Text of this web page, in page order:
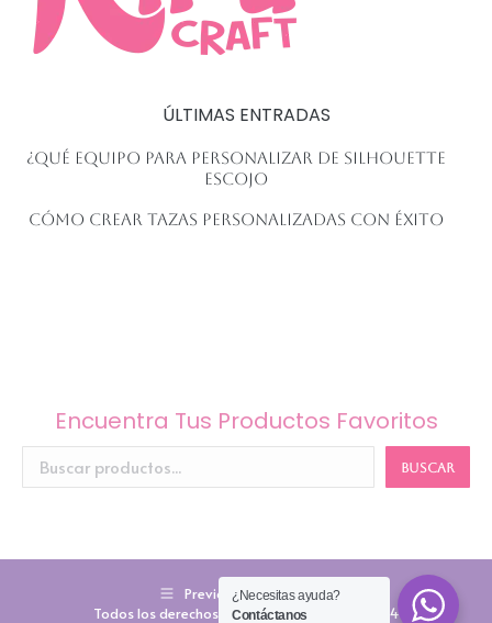
ÚLTIMAS ENTRADAS
¿Qué equipo para personalizar de Silhouette
escojo
Cómo crear tazas personalizadas con éxito
Encuentra Tus Productos Favoritos
BUSCAR
Previously used menu 3
Todos los derechos reservados KiruCraft 2024
¿Necesitas ayuda?
Contáctanos